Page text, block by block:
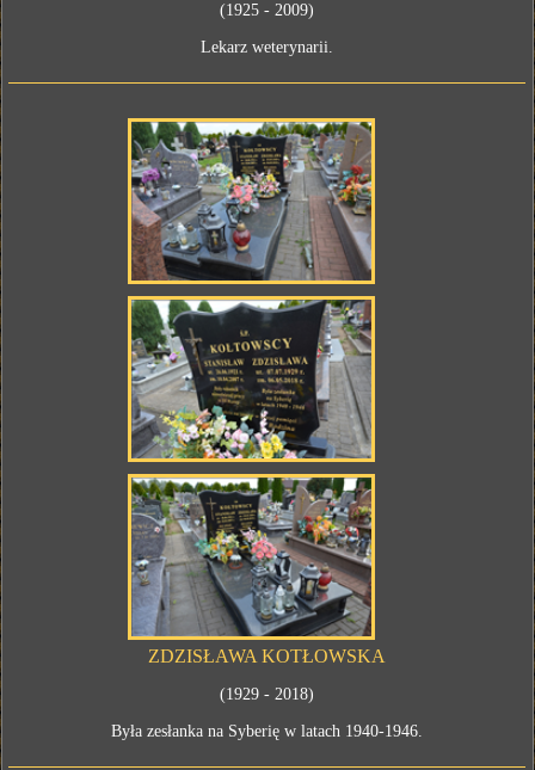
(1925 - 2009)
Lekarz weterynarii.
ZDZISŁAWA KOTŁOWSKA
(1929 - 2018)
Była zesłanka na Syberię w latach 1940-1946.